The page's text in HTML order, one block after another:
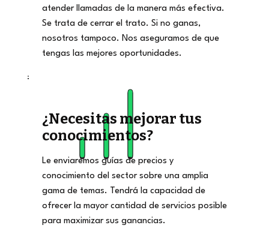
atender llamadas de la manera más efectiva.
Se trata de cerrar el trato. Si no ganas,
nosotros tampoco. Nos aseguramos de que
tengas las mejores oportunidades.
¿Necesitas mejorar tus
conocimientos?
Le enviaremos guías de precios y
conocimiento del sector sobre una amplia
gama de temas. Tendrá la capacidad de
ofrecer la mayor cantidad de servicios posible
para maximizar sus ganancias.